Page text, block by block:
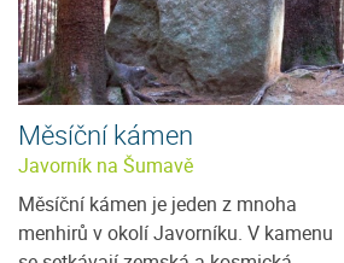
Měsíční kámen
Javorník na Šumavě
Měsíční kámen je jeden z mnoha
menhirů v okolí Javorníku. V kamenu